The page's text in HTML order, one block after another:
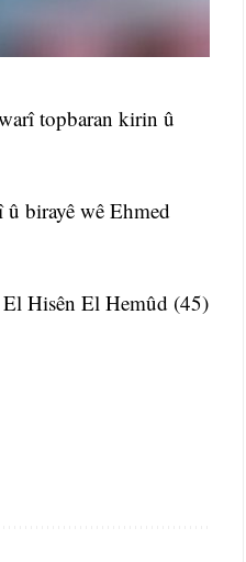
topbaran kirin û
birayê wê Ehmed
El Hisên El Hemûd (45)